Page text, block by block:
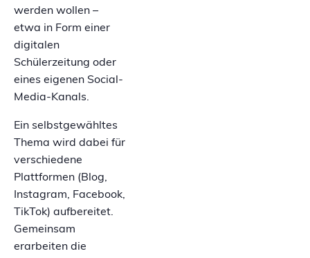
werden wollen –
etwa in Form einer
digitalen
Schülerzeitung oder
eines eigenen Social-
Media-Kanals.
Ein selbstgewähltes
Thema wird dabei für
verschiedene
Plattformen (Blog,
Instagram, Facebook,
TikTok) aufbereitet.
Gemeinsam
erarbeiten die